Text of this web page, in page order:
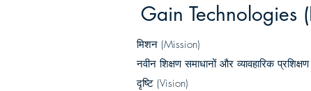
Gain Technologies
मिशन (Mission)
नवीन शिक्षण समाधानों और व्यावहारिक
दृष्टि (Vision)